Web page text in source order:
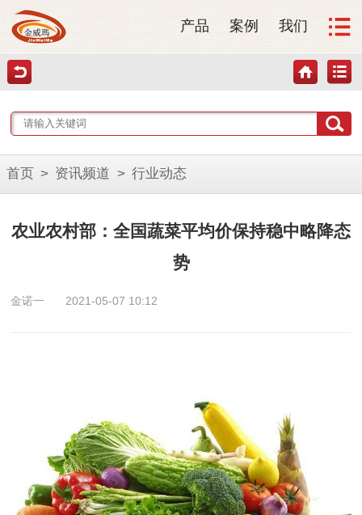
产品 案例 我们
首页 > 资讯频道 > 行业动态
农业农村部：全国蔬菜平均价保持稳中略降态
势
金诺一 2021-05-07 10:12